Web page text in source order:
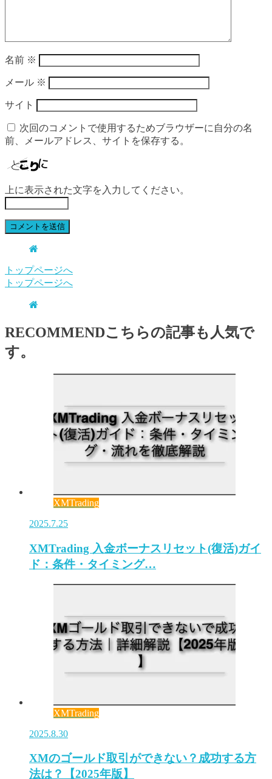
名前 ※
メール ※
サイト
次回のコメントで使用するためブラウザーに自分の名
前、メールアドレス、サイトを保存する。
上に表示された文字を入力してください。
トップページへ
トップページへ
RECOMMENDこちらの記事も人気で
す。
XMTrading
2025.7.25
XMTrading 入金ボーナスリセット(復活)ガイ
ド：条件・タイミング…
XMTrading
2025.8.30
XMのゴールド取引ができない？成功する方
法は？【2025年版】